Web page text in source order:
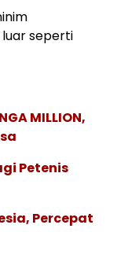
seperti
MILLION,
Petenis
Percepat